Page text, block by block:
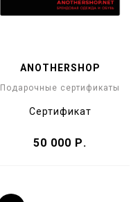
ANOTHERSHOP
Подарочные сертификаты
Cертификат
50 000 Р.